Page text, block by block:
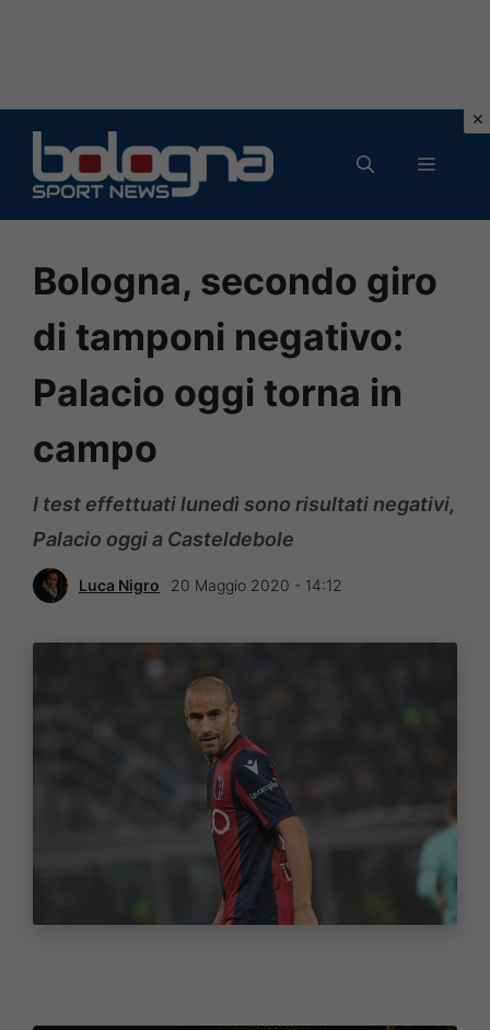
contenuto
MENU
Bologna, secondo giro
di tamponi negativo:
Palacio oggi torna in
campo
I test effettuati lunedì sono risultati negativi,
Palacio oggi a Casteldebole
Luca Nigro 20 Maggio 2020 - 14:12